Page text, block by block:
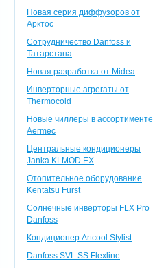
Новая серия диффузоров от
Арктос
Сотрудничество Danfoss и
Татарстана
Новая разработка от Midea
Инверторные агрегаты от
Thermocold
Новые чиллеры в ассортименте
Aermec
Центральные кондиционеры
Janka KLMOD EX
Отопительное оборудование
Kentatsu Furst
Солнечные инверторы FLX Pro
Danfoss
Кондиционер Artcool Stylist
Danfoss SVL SS Flexline